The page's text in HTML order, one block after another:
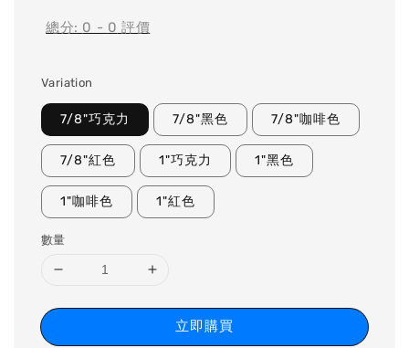
總分: 0 - 0 評價
Variation
7/8"巧克力 7/8"黑色 7/8"咖啡色
7/8"紅色 1"巧克力 1"黑色
1"咖啡色 1"紅色
數量
立即購買